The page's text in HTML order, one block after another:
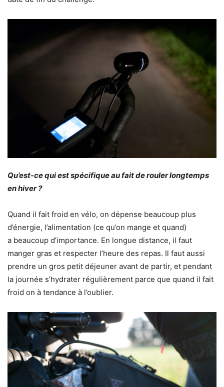
Qu’est-ce qui est spécifique au fait de rouler longtemps
en hiver ?
Quand il fait froid en vélo, on dépense beaucoup plus
d’énergie, l’alimentation (ce qu’on mange et quand)
a beaucoup d’importance. En longue distance, il faut
manger gras et respecter l’heure des repas. Il faut aussi
prendre un gros petit déjeuner avant de partir, et pendant
la journée s’hydrater régulièrement parce que quand il fait
froid on à tendance à l’oublier.